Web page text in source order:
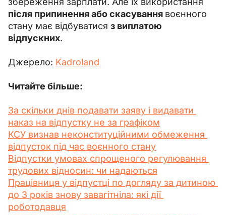
після припинення або скасування воєнного
стану має відбуватися з виплатою
відпускних.
Джерело: Kadroland
Читайте більше:
За скільки днів подавати заяву і видавати
наказ на відпустку не за графіком
КСУ визнав неконституційними обмеження
відпусток під час воєнного стану
Відпустки умовах спрощеного регулювання
трудових відносин: чи надаються
Працівниця у відпустці по догляду за дитиною
до 3 років знову завагітніла: які дії
роботодавця